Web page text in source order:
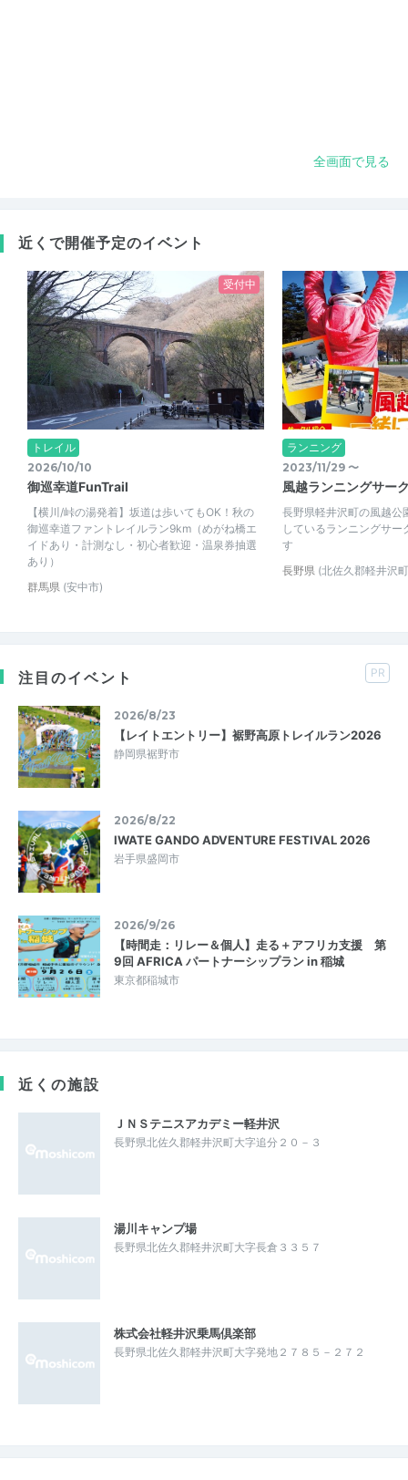
全画面で見る
近くで開催予定のイベント
受付中
トレイル
2026/10/10
御巡幸道FunTrail
【横川/峠の湯発着】坂道は歩いてもOK！秋の
御巡幸道ファントレイルラン9km（めがね橋エ
イドあり・計測なし・初心者歓迎・温泉券抽選
あり）
群馬県 (安中市)
ランニング
2023/11/29 〜
風越ランニングサー
長野県軽井沢町の風越公
しているランニングサー
す
長野県 (北佐久郡軽井沢
注目のイベント PR
2026/8/23
【レイトエントリー】裾野高原トレイルラン2026
静岡県裾野市
2026/8/22
IWATE GANDO ADVENTURE FESTIVAL 2026
岩手県盛岡市
2026/9/26
【時間走：リレー＆個人】走る＋アフリカ支援 第
9回 AFRICA パートナーシップラン in 稲城
東京都稲城市
近くの施設
ＪＮＳテニスアカデミー軽井沢
長野県北佐久郡軽井沢町大字追分２０－３
湯川キャンプ場
長野県北佐久郡軽井沢町大字長倉３３５７
株式会社軽井沢乗馬倶楽部
長野県北佐久郡軽井沢町大字発地２７８５－２７２